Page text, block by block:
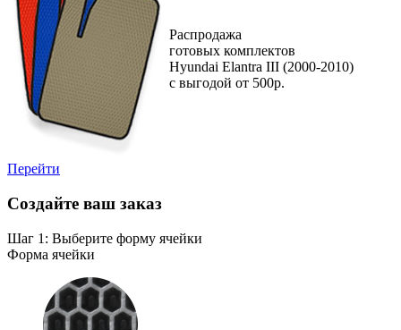
Распродажа
готовых комплектов
Hyundai Elantra III (2000-2010)
с выгодой от 500р.
Перейти
Создайте ваш заказ
Шаг 1: Выберите форму ячейки
Форма ячейки